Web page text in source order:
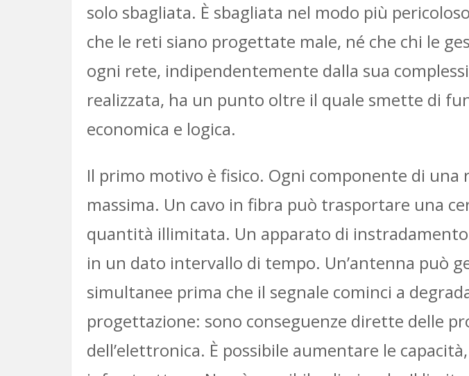
solo sbagliata. È sbagliata nel modo più
che le reti siano progettate male, né che chi le
ogni rete, indipendentemente dalla sua
realizzata, ha un punto oltre il quale smette di
economica e logica.
Il primo motivo è fisico. Ogni componente di
massima. Un cavo in fibra può trasportare una
quantità illimitata. Un apparato di
in un dato intervallo di tempo. Un’antenna può
simultanee prima che il segnale cominci a
progettazione: sono conseguenze dirette delle
dell’elettronica. È possibile aumentare le